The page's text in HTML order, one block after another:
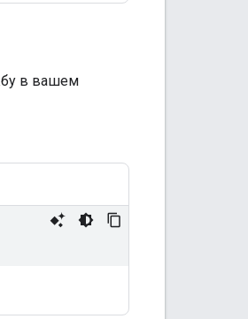
в вашем